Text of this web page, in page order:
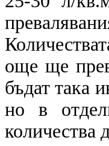
още ще
бъдат така
но в
количества